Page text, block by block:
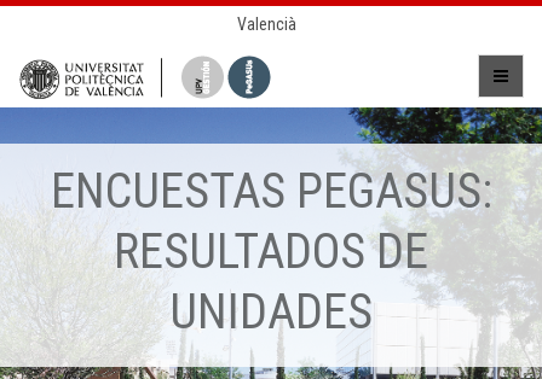
Valencià
ENCUESTAS PEGASUS:
RESULTADOS DE
UNIDADES